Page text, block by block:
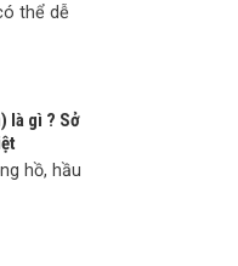
thể dễ
là gì ? Sở
hồ, hầu